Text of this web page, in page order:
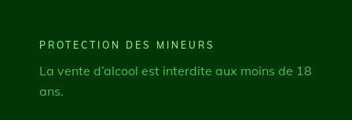
PROTECTION DES MINEURS
La vente d’alcool est interdite aux moins de 18
ans.